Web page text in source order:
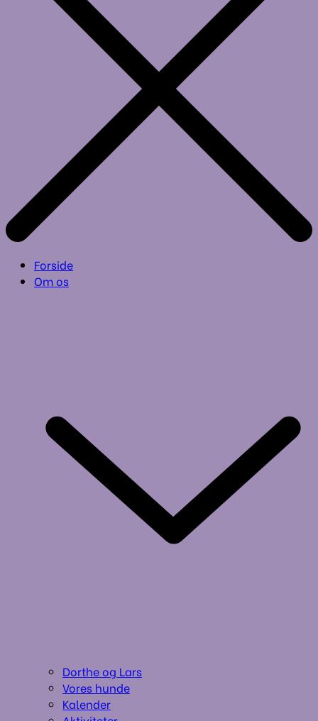
Forside
Om os
Dorthe og Lars
Vores hunde
Kalender